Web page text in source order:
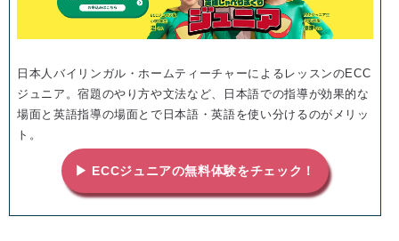
日本人バイリンガル・ホームティーチャーによるレッスンのECC
ジュニア。宿題のやり方や文法など、日本語での指導が効果的な
場面と英語指導の場面とで日本語・英語を使い分けるのがメリッ
ト。
▶ ECCジュニアの無料体験をチェック！